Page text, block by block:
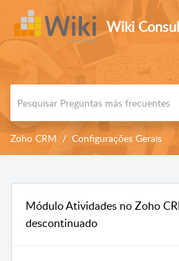
Wiki
Zoho CRM Configurações Gerais
Módulo Atividades no Zoho
descontinuado